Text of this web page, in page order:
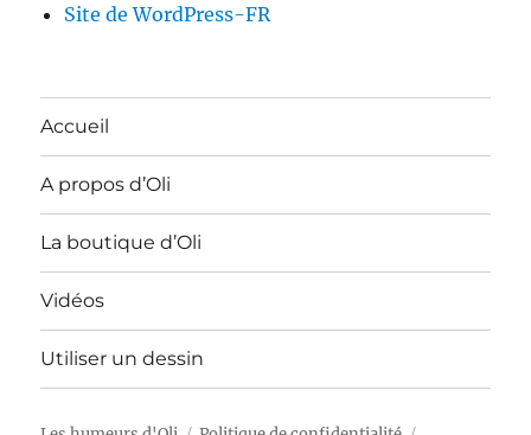
Site de WordPress-FR
Accueil
A propos d’Oli
La boutique d’Oli
Vidéos
Utiliser un dessin